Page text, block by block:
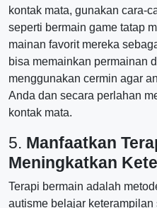
kontak mata, gunakan cara-
seperti bermain game tatap
mainan favorit mereka
bisa memainkan permainan
menggunakan cermin agar
Anda dan secara perlahan
kontak mata.
5. Manfaatkan
Meningkatkan
Terapi bermain adalah
autisme belajar